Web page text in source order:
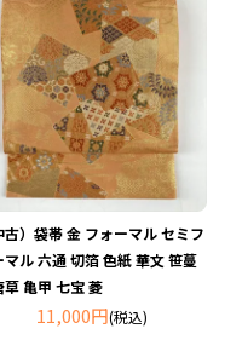
古）袋帯 金 フォーマル セミフ
マル 六通 切箔 色紙 華文 笹蔓
草 亀甲 七宝 菱
11,000円(税込)